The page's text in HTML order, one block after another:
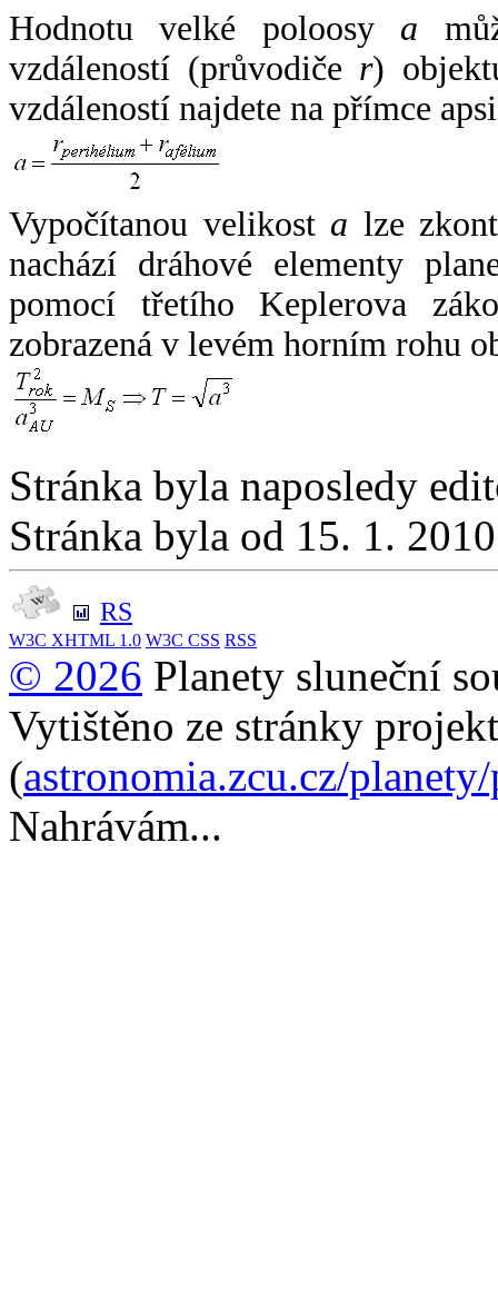
Hodnotu velké poloosy a
vzdáleností (průvodiče r)
vzdáleností najdete na přímce
Vypočítanou velikost a lze
nachází dráhové elementy
pomocí třetího Keplerova
zobrazená v levém horním rohu
Stránka byla naposledy
Stránka byla od 15. 1.
RS
W3C XHTML 1.0 W3C CSS RSS
© 2026 Planety sluneční
Vytištěno ze stránky
(astronomia.zcu.cz/
Nahrávám...